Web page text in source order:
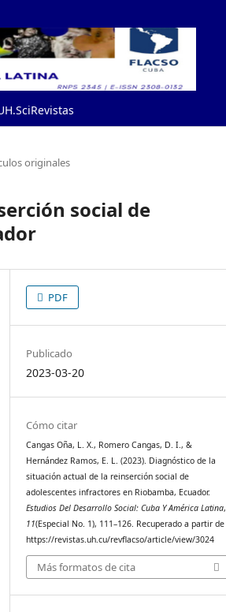
originales
social de
PDF
Publicado
2023-03-20
Cómo citar
Cangas Oña, L. X., Romero Cangas, D. I., &
Hernández Ramos, E. L. (2023). Diagnóstico de la
situación actual de la reinserción social de
adolescentes infractores en Riobamba, Ecuador.
Estudios Del Desarrollo Social: Cuba Y América Latina,
11(Especial No. 1), 111–126. Recuperado a partir de
https://revistas.uh.cu/revflacso/article/view/3024
Más formatos de cita